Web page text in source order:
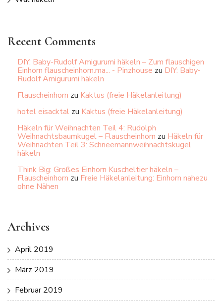
Recent Comments
DIY: Baby-Rudolf Amigurumi häkeln – Zum flauschigen
Einhorn flauscheinhorn.ma... - Pinzhouse zu DIY: Baby-
Rudolf Amigurumi häkeln
Flauscheinhorn zu Kaktus (freie Häkelanleitung)
hotel eisacktal zu Kaktus (freie Häkelanleitung)
Häkeln für Weihnachten Teil 4: Rudolph
Weihnachtsbaumkugel – Flauscheinhorn zu Häkeln für
Weihnachten Teil 3: Schneemannweihnachtskugel
häkeln
Think Big: Großes Einhorn Kuscheltier häkeln –
Flauscheinhorn zu Freie Häkelanleitung: Einhorn nahezu
ohne Nähen
Archives
April 2019
März 2019
Februar 2019